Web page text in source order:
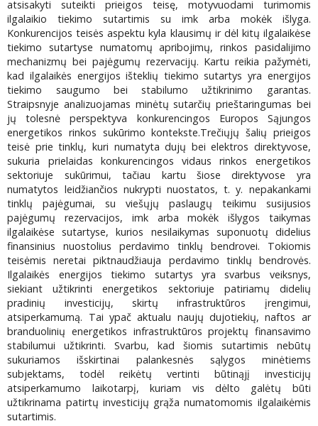
atsisakyti suteikti prieigos teisę, motyvuodami turimomis
ilgalaikio tiekimo sutartimis su imk arba mokėk išlyga.
Konkurencijos teisės aspektu kyla klausimų ir dėl kitų ilgalaikėse
tiekimo sutartyse numatomų apribojimų, rinkos pasidalijimo
mechanizmų bei pajėgumų rezervacijų. Kartu reikia pažymėti,
kad ilgalaikės energijos išteklių tiekimo sutartys yra energijos
tiekimo saugumo bei stabilumo užtikrinimo garantas.
Straipsnyje analizuojamas minėtų sutarčių prieštaringumas bei
jų tolesnė perspektyva konkurencingos Europos Sąjungos
energetikos rinkos sukūrimo kontekste.Trečiųjų šalių prieigos
teisė prie tinklų, kuri numatyta dujų bei elektros direktyvose,
sukuria prielaidas konkurencingos vidaus rinkos energetikos
sektoriuje sukūrimui, tačiau kartu šiose direktyvose yra
numatytos leidžiančios nukrypti nuostatos, t. y. nepakankami
tinklų pajėgumai, su viešųjų paslaugų teikimu susijusios
pajėgumų rezervacijos, imk arba mokėk išlygos taikymas
ilgalaikėse sutartyse, kurios nesilaikymas suponuotų didelius
finansinius nuostolius perdavimo tinklų bendrovei. Tokiomis
teisėmis neretai piktnaudžiauja perdavimo tinklų bendrovės.
Ilgalaikės energijos tiekimo sutartys yra svarbus veiksnys,
siekiant užtikrinti energetikos sektoriuje patiriamų didelių
pradinių investicijų, skirtų infrastruktūros įrengimui,
atsiperkamumą. Tai ypač aktualu naujų dujotiekių, naftos ar
branduolinių energetikos infrastruktūros projektų finansavimo
stabilumui užtikrinti. Svarbu, kad šiomis sutartimis nebūtų
sukuriamos išskirtinai palankesnės sąlygos minėtiems
subjektams, todėl reikėtų vertinti būtinąjį investicijų
atsiperkamumo laikotarpį, kuriam vis dėlto galėtų būti
užtikrinama patirtų investicijų grąža numatomomis ilgalaikėmis
sutartimis.